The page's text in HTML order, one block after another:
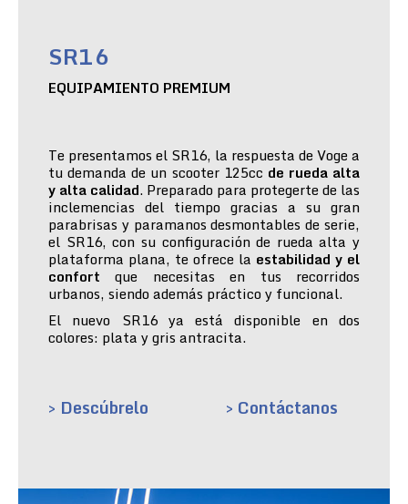
SR16
EQUIPAMIENTO PREMIUM
Te presentamos el SR16, la respuesta de Voge a
tu demanda de un scooter 125cc de rueda alta
y alta calidad. Preparado para protegerte de las
inclemencias del tiempo gracias a su gran
parabrisas y paramanos desmontables de serie,
el SR16, con su configuración de rueda alta y
plataforma plana, te ofrece la estabilidad y el
confort que necesitas en tus recorridos
urbanos, siendo además práctico y funcional.
El nuevo SR16 ya está disponible en dos
colores: plata y gris antracita.
> Descúbrelo > Contáctanos